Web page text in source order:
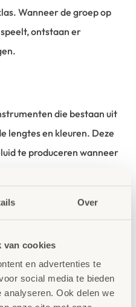
Over
van cookies
en advertenties te
social media te bieden
Ook delen we
Wanneer de groep op
ontstaan ​​er
die bestaan uit
lengtes en kleuren. Deze
te produceren wanneer
een unieke
staat voor het geluid
het instrument tegen een
is afgeleid van het